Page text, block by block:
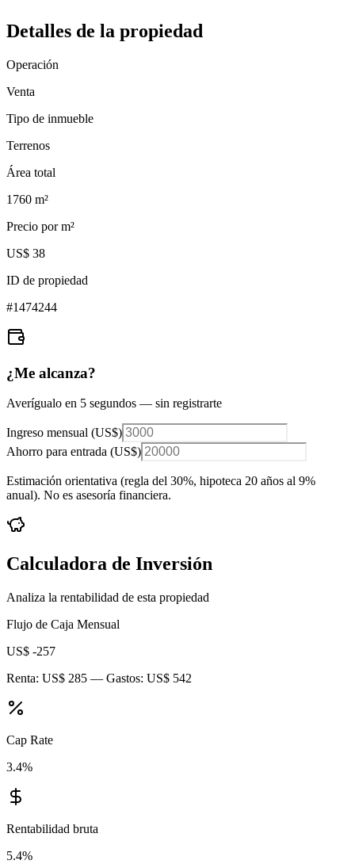
Detalles de la propiedad
Operación
Venta
Tipo de inmueble
Terrenos
Área total
1760 m²
Precio por m²
US$ 38
ID de propiedad
#1474244
¿Me alcanza?
Averígualo en 5 segundos — sin registrarte
Ingreso mensual (US$)
Ahorro para entrada (US$)
Estimación orientativa (regla del 30%, hipoteca 20 años al 9%
anual). No es asesoría financiera.
Calculadora de Inversión
Analiza la rentabilidad de esta propiedad
Flujo de Caja Mensual
US$ -257
Renta: US$ 285 — Gastos: US$ 542
Cap Rate
3.4%
Rentabilidad bruta
5.4%